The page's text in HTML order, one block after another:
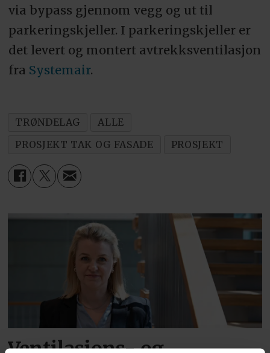
via bypass gjennom vegg og ut til
parkeringskjeller. I parkeringskjeller er
det levert og montert avtrekksventilasjon
fra Systemair.
TRØNDELAG
ALLE
PROSJEKT TAK OG FASADE
PROSJEKT